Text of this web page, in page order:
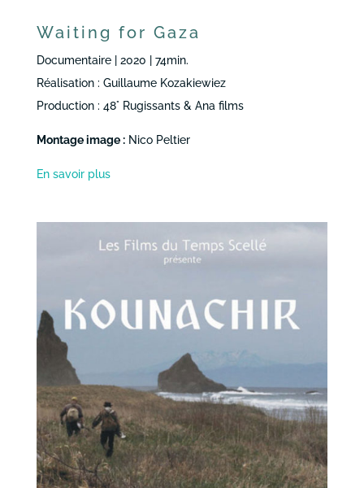
Waiting for Gaza
Documentaire | 2020 | 74min.
Réalisation : Guillaume Kozakiewiez
Production : 48° Rugissants & Ana films
Montage image :Nico Peltier
En savoir plus